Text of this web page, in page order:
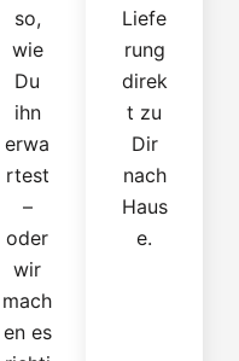
so,
wie
Du
ihn
erwa
rtest
–
oder
wir
mach
en es
Liefe
rung
direk
t zu
Dir
nach
Haus
e.